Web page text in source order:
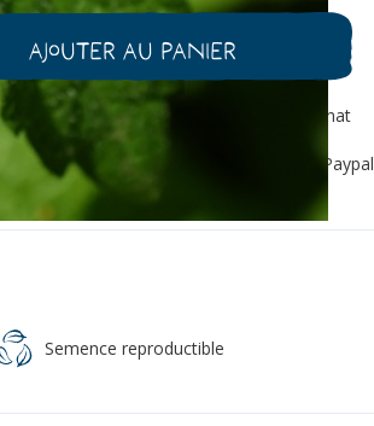
Ajouter au panier
Livraison gratuite
à partir de 80€ d'achat
Emballage responsable
Paiement sécurisé
Visa, Mastercard, Paypal
Semence reproductible